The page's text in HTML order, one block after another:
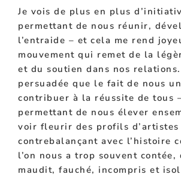
Je vois de plus en plus
permettant de nous réunir,
l’entraide – et cela me rend
mouvement qui remet de la
et du soutien dans nos relations.
persuadée que le fait de nous
contribuer à la réussite de tous
permettant de nous élever
voir fleurir des profils d’artistes
contrebalançant avec l’histoire
l’on nous a trop souvent contée,
maudit, fauché, incompris et